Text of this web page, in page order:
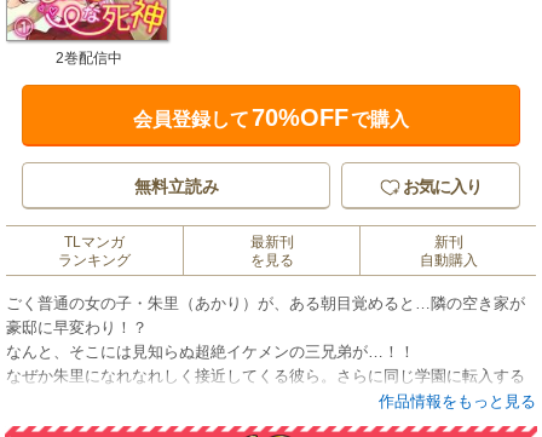
2巻配信中
会員登録して70%OFFで購入
無料立読み お気に入り
TLマンガ
ランキング
最新刊
を見る
新刊
自動購入
ごく普通の女の子・朱里（あかり）が、ある朝目覚めると…隣の空き家が
豪邸に早変わり！？
なんと、そこには見知らぬ超絶イケメンの三兄弟が…！！
なぜか朱里になれなれしく接近してくる彼ら。さらに同じ学園に転入する
なり、とろける囁きで次々と女子生徒を陥落していき…ついに朱里にも、
オレ様な次男の魔の手が！！
作品情報をもっと見る